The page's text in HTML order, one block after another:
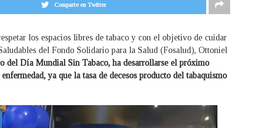
Comparte en Twitter
los espacios libres de tabaco y con el objetivo de cuidar
del Fondo Solidario para la Salud (Fosalud), Ottoniel
del Día Mundial Sin Tabaco, ha desarrollarse el próximo
ya que la tasa de decesos producto del tabaquismo